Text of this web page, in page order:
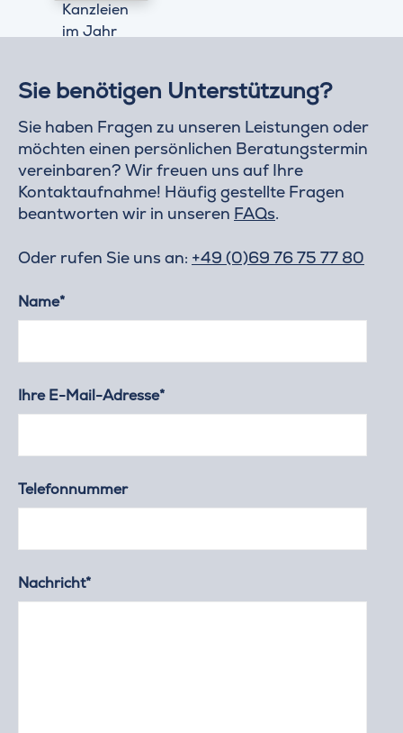
Sie benötigen Unterstützung?
Sie haben Fragen zu unseren Leistungen oder
möchten einen persönlichen Beratungstermin
vereinbaren? Wir freuen uns auf Ihre
Kontaktaufnahme! Häufig gestellte Fragen
beantworten wir in unseren FAQs.
Oder rufen Sie uns an: +49 (0)69 76 75 77 80
Name*
Ihre E-Mail-Adresse*
Telefonnummer
Nachricht*